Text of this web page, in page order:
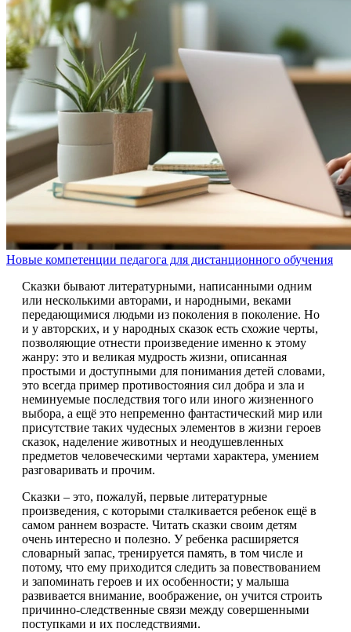
Новые компетенции педагога для дистанционного обучения
Сказки бывают литературными, написанными одним
или несколькими авторами, и народными, веками
передающимися людьми из поколения в поколение. Но
и у авторских, и у народных сказок есть схожие черты,
позволяющие отнести произведение именно к этому
жанру: это и великая мудрость жизни, описанная
простыми и доступными для понимания детей словами,
это всегда пример противостояния сил добра и зла и
неминуемые последствия того или иного жизненного
выбора, а ещё это непременно фантастический мир или
присутствие таких чудесных элементов в жизни героев
сказок, наделение животных и неодушевленных
предметов человеческими чертами характера, умением
разговаривать и прочим.
Сказки – это, пожалуй, первые литературные
произведения, с которыми сталкивается ребенок ещё в
самом раннем возрасте. Читать сказки своим детям
очень интересно и полезно. У ребенка расширяется
словарный запас, тренируется память, в том числе и
потому, что ему приходится следить за повествованием
и запоминать героев и их особенности; у малыша
развивается внимание, воображение, он учится строить
причинно-следственные связи между совершенными
поступками и их последствиями.